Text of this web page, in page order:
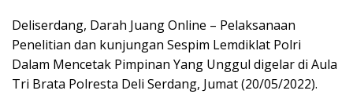
Deliserdang, Darah Juang Online – Pelaksanaan
Penelitian dan kunjungan Sespim Lemdiklat Polri
Dalam Mencetak Pimpinan Yang Unggul digelar di Aula
Tri Brata Polresta Deli Serdang, Jumat (20/05/2022).